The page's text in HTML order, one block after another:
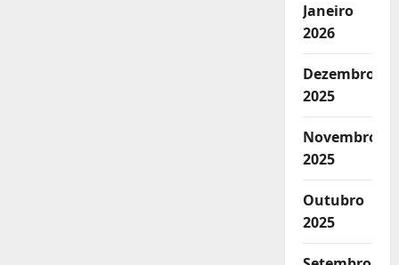
Janeiro
2026
Dezembro
2025
Novembro
2025
Outubro
2025